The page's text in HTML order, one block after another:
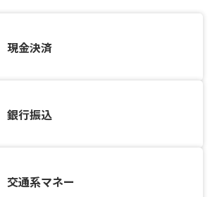
現金決済
銀行振込
交通系マネー